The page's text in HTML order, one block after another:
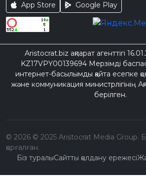
App Store Google Play
Aristocrat.biz ақпарат агенттігі
KZ17VPY00139694 Мерзімді
интернет-басылымды қайта есепке
және коммуникация министрлігінің
берілген.
© 2026 © 2025 Aristocrat Media Group.
қорғалған.
Біз туралыСайтты қолдану ережесі